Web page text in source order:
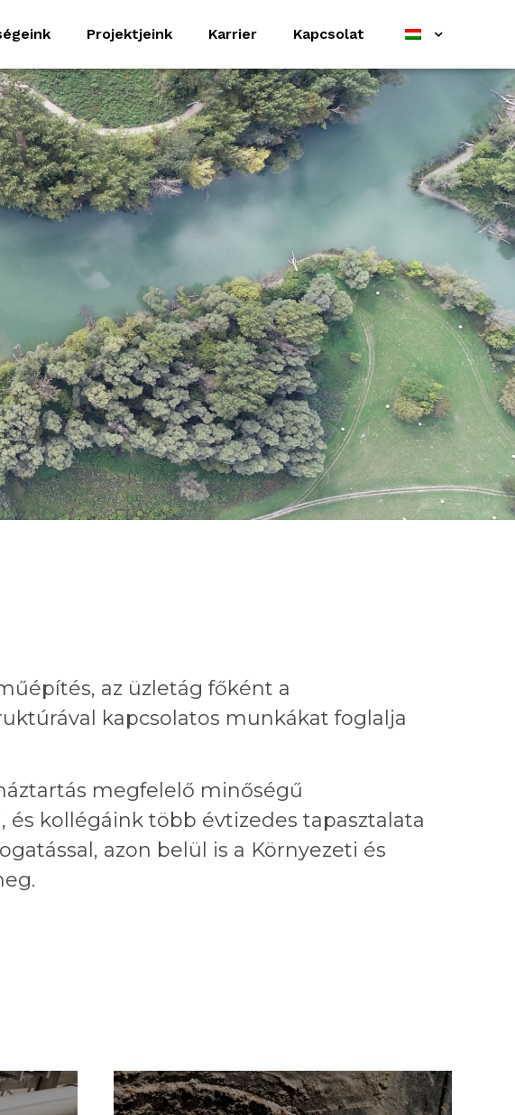
Projektjeink Karrier Kapcsolat
az üzletág főként a
kapcsolatos munkákat foglalja
megfelelő minőségű
kollégáink több évtizedes tapasztalata
azon belül is a Környezeti és